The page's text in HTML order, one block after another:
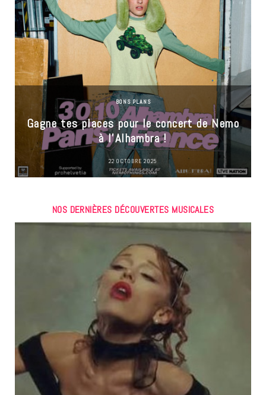
BONS PLANS
Gagne tes places pour le concert de Nemo
à l’Alhambra !
22 OCTOBRE 2025
NOS DERNIÈRES DÉCOUVERTES MUSICALES